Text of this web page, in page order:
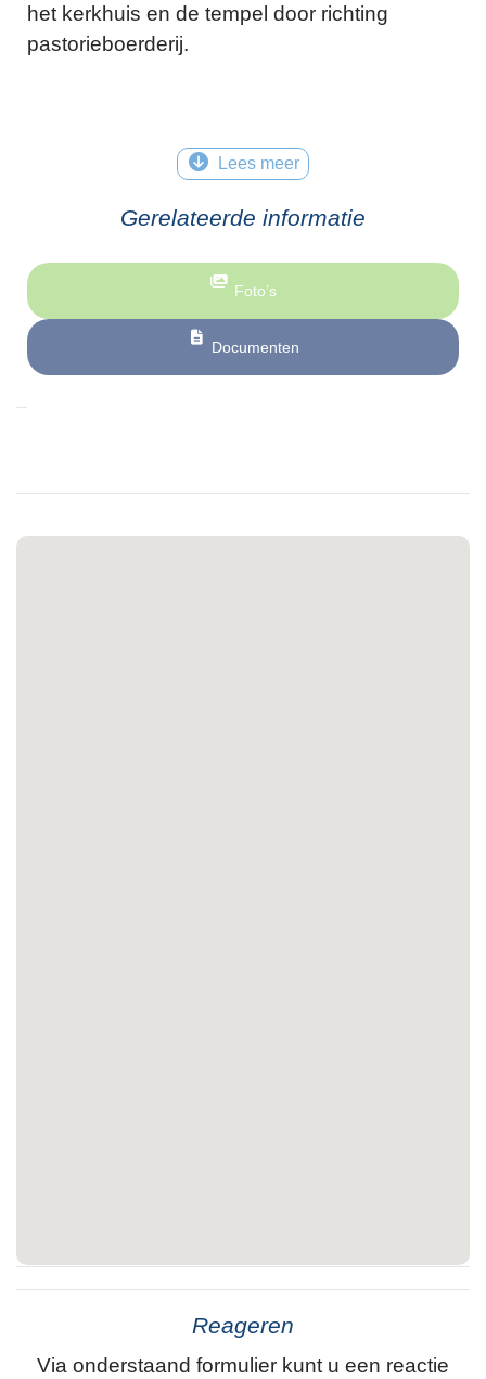
het kerkhuis en de tempel door richting
pastorieboerderij.
Lees meer
Gerelateerde informatie
Foto’s
Documenten
Reageren
Via onderstaand formulier kunt u een reactie